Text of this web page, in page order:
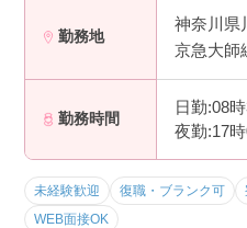
勤務地
神奈川県
京急大師
勤務時間
日勤:08
夜勤:17
未経験歓迎 復職・ブランク可
WEB面接OK